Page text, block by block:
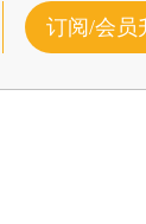
订阅/会员